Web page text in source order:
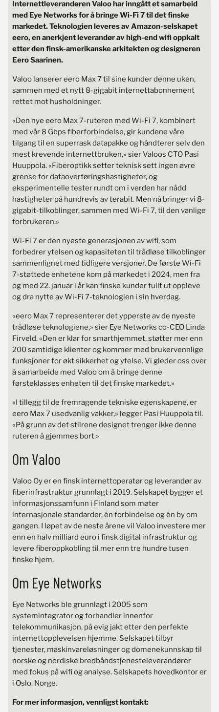
Internettleverandøren Valoo har inngått et samarbeid
med Eye Networks for å bringe Wi-Fi 7 til det finske
markedet. Teknologien leveres av Amazon-selskapet
eero, en anerkjent leverandør av high-end wifioppkalt
etter den finsk-amerikanske arkitekten og designeren
Eero Saarinen.
Valoo lanserer eero Max 7 til sine kunder denne uken,
sammen med et nytt 8-gigabit internettabonnement
rettet mot husholdninger.
«Den nye eero Max 7-ruteren med Wi-Fi 7, kombinert
med vår 8 Gbps fiberforbindelse, gir kundene våre
tilgang til en superrask datapakke og håndterer selv den
mest krevende internettbruken,» sier Valoos CTO Pasi
Huuppola. «Fiberoptikk setter teknisk sett ingen øvre
grense for dataoverføringshastigheter, og
eksperimentelle tester rundt om i verden har nådd
hastigheter på hundrevis av terabit. Men nå bringer vi 8-
gigabit-tilkoblinger, sammen med Wi-Fi 7, til den vanlige
forbrukeren.»
Wi-Fi 7 er den nyeste generasjonen av wifi, som
forbedrer ytelsen og kapasiteten til trådløse tilkoblinger
sammenlignet med tidligere versjoner. De første Wi-Fi
7-støttede enhetene kom på markedet i 2024, men fra
og med 22. januar i år kan finske kunder fullt ut oppleve
og dra nytte av Wi-Fi 7-teknologien i sin hverdag.
«eero Max 7 representerer det ypperste av de nyeste
trådløse teknologiene,» sier Eye Networks co-CEO Linda
Firveld. «Den er klar for smarthjemmet, støtter mer enn
200 samtidige klienter og kommer med brukervennlige
funksjoner for økt sikkerhet og ytelse. Vi gleder oss over
å samarbeide med Valoo om å bringe denne
førsteklasses enheten til det finske markedet.»
«I tillegg til de fremragende tekniske egenskapene, er
eero Max 7 usedvanlig vakker,» legger Pasi Huuppola til.
«På grunn av det stilrene designet trenger ikke denne
ruteren å gjemmes bort.»
Om Valoo
Valoo Oy er en finsk internettoperatør og leverandør av
fiberinfrastruktur grunnlagt i 2019. Selskapet bygger et
informasjonssamfunn i Finland som møter
internasjonale standarder, én forbindelse og én by om
gangen. I løpet av de neste årene vil Valoo investere mer
enn en halv milliard euro i finsk digital infrastruktur og
levere fiberoppkobling til mer enn tre hundre tusen
finske hjem.
Om Eye Networks
Eye Networks ble grunnlagt i 2005 som
systemintegrator og forhandler innenfor
telekommunikasjon, på evig jakt etter den perfekte
internettopplevelsen hjemme. Selskapet tilbyr
tjenester, maskinvareløsninger og domenekunnskap til
norske og nordiske bredbåndstjenesteleverandører
med fokus på wifi og analyse. Selskapets hovedkontor er
i Oslo, Norge.
For mer informasjon, vennligst kontakt: